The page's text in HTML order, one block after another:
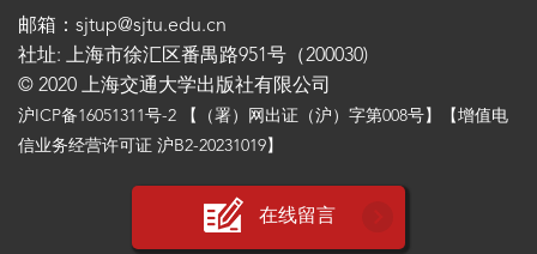
邮箱：sjtup@sjtu.edu.cn
社址: 上海市徐汇区番禺路951号（200030)
© 2020 上海交通大学出版社有限公司
沪ICP备16051311号-2 【（署）网出证（沪）字第008号】【增值电
信业务经营许可证 沪B2-20231019】
在线留言